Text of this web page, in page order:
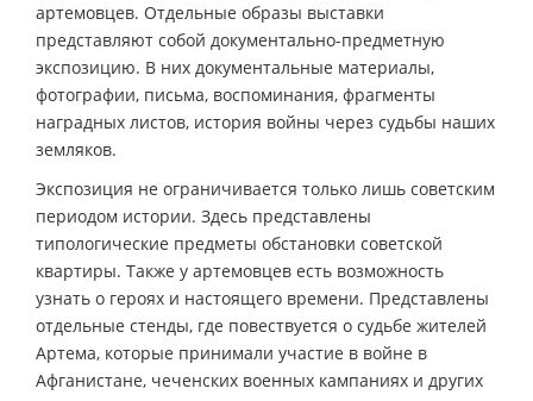
артемовцев. Отдельные образы выставки
представляют собой документально-предметную
экспозицию. В них документальные материалы,
фотографии, письма, воспоминания, фрагменты
наградных листов, история войны через судьбы наших
земляков.
Экспозиция не ограничивается только лишь советским
периодом истории. Здесь представлены
типологические предметы обстановки советской
квартиры. Также у артемовцев есть возможность
узнать о героях и настоящего времени. Представлены
отдельные стенды, где повествуется о судьбе жителей
Артема, которые принимали участие в войне в
Афганистане, чеченских военных кампаниях и других